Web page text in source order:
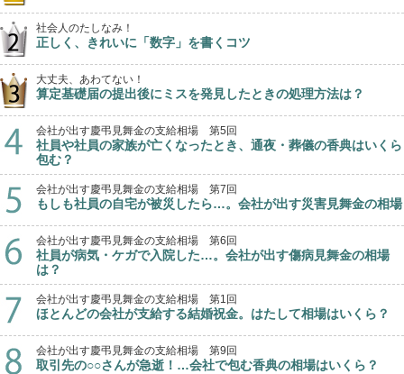
社会人のたしなみ！
正しく、きれいに「数字」を書くコツ
大丈夫、あわてない！
算定基礎届の提出後にミスを発見したときの処理方法は？
会社が出す慶弔見舞金の支給相場 第5回
社員や社員の家族が亡くなったとき、通夜・葬儀の香典はいくら
包む？
会社が出す慶弔見舞金の支給相場 第7回
もしも社員の自宅が被災したら…。会社が出す災害見舞金の相場
会社が出す慶弔見舞金の支給相場 第6回
社員が病気・ケガで入院した…。会社が出す傷病見舞金の相場
は？
会社が出す慶弔見舞金の支給相場 第1回
ほとんどの会社が支給する結婚祝金。はたして相場はいくら？
会社が出す慶弔見舞金の支給相場 第9回
取引先の○○さんが急逝！…会社で包む香典の相場はいくら？